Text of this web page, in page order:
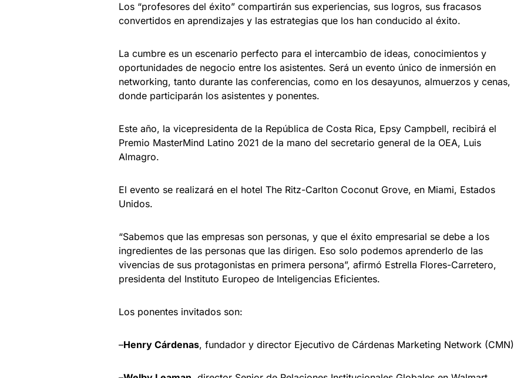
Los “profesores del éxito” compartirán sus experiencias, sus logros, sus fracasos
convertidos en aprendizajes y las estrategias que los han conducido al éxito.
La cumbre es un escenario perfecto para el intercambio de ideas, conocimientos y
oportunidades de negocio entre los asistentes. Será un evento único de inmersión en
networking, tanto durante las conferencias, como en los desayunos, almuerzos y cenas,
donde participarán los asistentes y ponentes.
Este año, la vicepresidenta de la República de Costa Rica, Epsy Campbell, recibirá el
Premio MasterMind Latino 2021 de la mano del secretario general de la OEA, Luis
Almagro.
El evento se realizará en el hotel The Ritz-Carlton Coconut Grove, en Miami, Estados
Unidos.
“Sabemos que las empresas son personas, y que el éxito empresarial se debe a los
ingredientes de las personas que las dirigen. Eso solo podemos aprenderlo de las
vivencias de sus protagonistas en primera persona”, afirmó Estrella Flores-Carretero,
presidenta del Instituto Europeo de Inteligencias Eficientes.
Los ponentes invitados son:
–Henry Cárdenas, fundador y director Ejecutivo de Cárdenas Marketing Network (CMN)